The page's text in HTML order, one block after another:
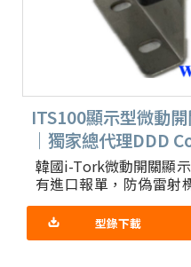
ITS100顯示型微動
｜獨家總代理DDD
韓國i-Tork微動開關顯
有進口報單，防偽雷射
誤判 型號：ITS-100
型錄下載